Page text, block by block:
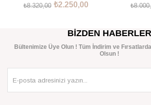
₺2.250,00
₺8.320,00
BIZDEN HABERLER
Bültenimize Üye Olun ! Tüm İndirim ve
Olsun !